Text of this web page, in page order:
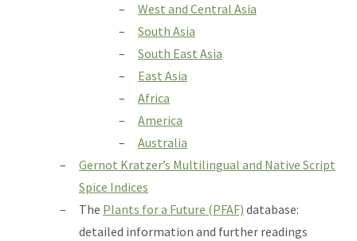
West and Central Asia
South Asia
South East Asia
East Asia
Africa
America
Australia
Gernot Kratzer’s Multi­lingual and Native Script
Spice Indices
The Plants for a Future (PFAF) database:
detailed information and further readings